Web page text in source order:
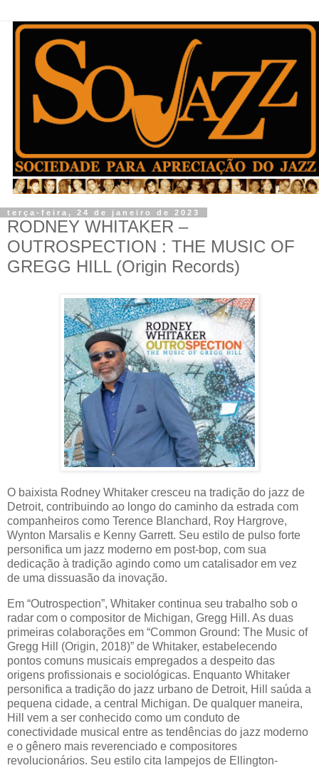
terça-feira, 24 de janeiro de 2023
RODNEY WHITAKER –
OUTROSPECTION : THE MUSIC OF
GREGG HILL (Origin Records)
O baixista Rodney Whitaker cresceu na tradição do jazz de
Detroit, contribuindo ao longo do caminho da estrada com
companheiros como Terence Blanchard, Roy Hargrove,
Wynton Marsalis e Kenny Garrett. Seu estilo de pulso forte
personifica um jazz moderno em post-bop, com sua
dedicação à tradição agindo como um catalisador em vez
de uma dissuasão da inovação.
Em “Outrospection”, Whitaker continua seu trabalho sob o
radar com o compositor de Michigan, Gregg Hill. As duas
primeiras colaborações em “Common Ground: The Music of
Gregg Hill (Origin, 2018)” de Whitaker, estabelecendo
pontos comuns musicais empregados a despeito das
origens profissionais e sociológicas. Enquanto Whitaker
personifica a tradição do jazz urbano de Detroit, Hill saúda a
pequena cidade, a central Michigan. De qualquer maneira,
Hill vem a ser conhecido como um conduto de
conectividade musical entre as tendências do jazz moderno
e o gênero mais reverenciado e compositores
revolucionários. Seu estilo cita lampejos de Ellington-